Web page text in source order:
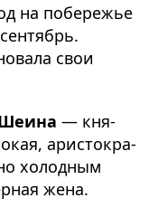
на побережье
свои
— кня­
ари­сто­кра­
холод­ным
жена.